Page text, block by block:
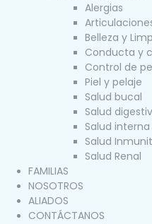
Alergias
Belleza y
Conducta y
Control de
Piel y pelaje
Salud bucal
Salud
Salud interna
Salud
Salud Renal
FAMILIAS
NOSOTROS
ALIADOS
CONTÁCTANOS